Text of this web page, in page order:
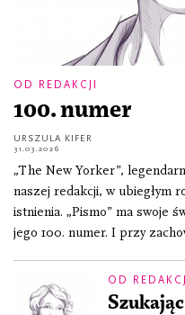
OD REDAKCJI
100. numer
URSZULA KIFER
31.03.2026
„The New Yorker”,
naszej redakcji, w ubiegłym
istnienia. „Pismo” ma swoje
jego 100. numer. I przy
OD